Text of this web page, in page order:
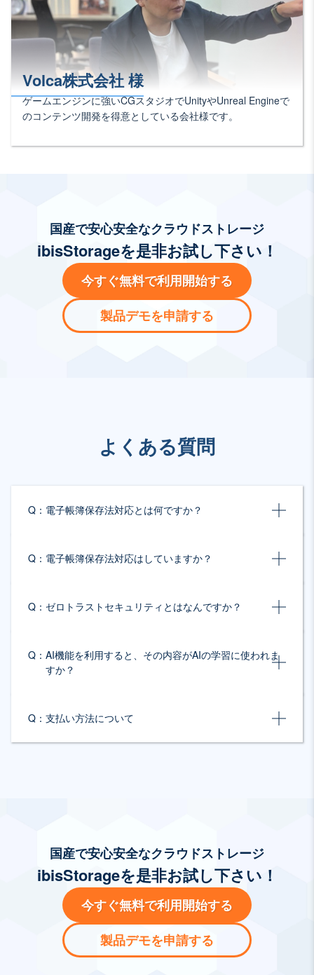
Volca株式会社 様
ゲームエンジンに強いCGスタジオでUnityやUnreal Engineで
のコンテンツ開発を得意としている会社様です。
国産で安心安全なクラウドストレージ
ibisStorageを是非お試し下さい！
今すぐ無料で利用開始する
製品デモを申請する
よくある質問
Q： 電子帳簿保存法対応とは何ですか？
Q： 電子帳簿保存法対応はしていますか？
Q： ゼロトラストセキュリティとはなんですか？
Q： AI機能を利用すると、その内容がAIの学習に使われま
すか？
Q： 支払い方法について
国産で安心安全なクラウドストレージ
ibisStorageを是非お試し下さい！
今すぐ無料で利用開始する
製品デモを申請する